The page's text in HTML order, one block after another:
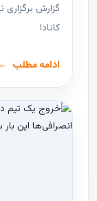
کانادا
ادامه مطلب